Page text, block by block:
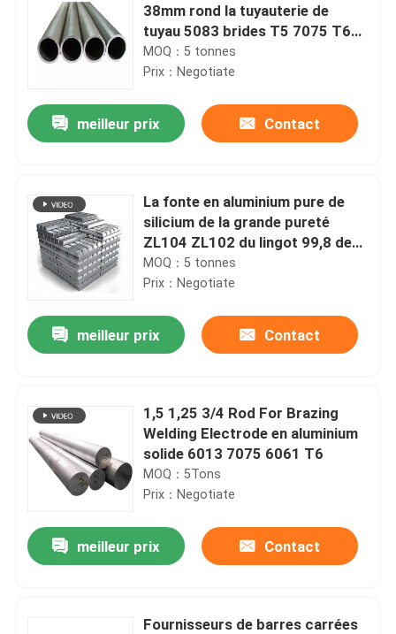
38mm rond la tuyauterie de
tuyau 5083 brides T5 7075 T6
pour l'oléoduc
MOQ：5 tonnes
Prix：Negotiate
meilleur prix Contact
La fonte en aluminium pure de
silicium de la grande pureté
ZL104 ZL102 du lingot 99,8 de
T-barre a réutilisé
MOQ：5 tonnes
Prix：Negotiate
meilleur prix Contact
1,5 1,25 3/4 Rod For Brazing
Welding Electrode en aluminium
solide 6013 7075 6061 T6
MOQ：5Tons
Prix：Negotiate
meilleur prix Contact
Fournisseurs de barres carrées